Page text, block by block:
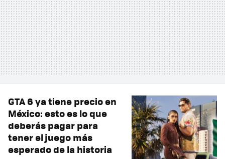
GTA 6 ya tiene precio en
México: esto es lo que
deberás pagar para
tener el juego más
esperado de la historia